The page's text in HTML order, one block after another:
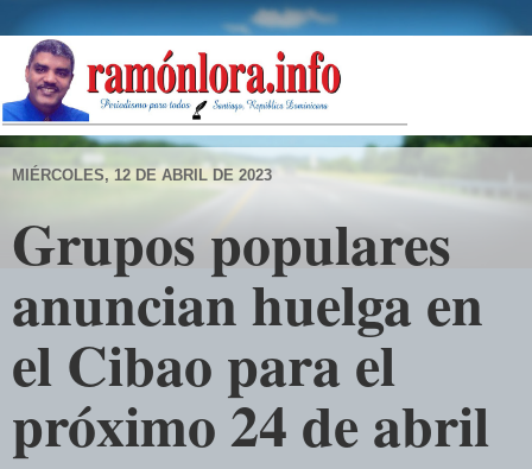
MIÉRCOLES, 12 DE ABRIL DE 2023
Grupos populares
anuncian huelga en
el Cibao para el
próximo 24 de abril